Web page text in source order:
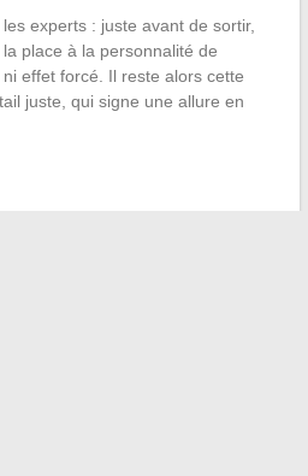
experts : juste avant de sortir,
place à la personnalité de
effet forcé. Il reste alors cette
juste, qui signe une allure en